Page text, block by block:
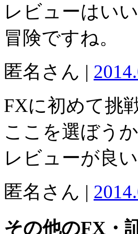
レビューはい
冒険ですね。
匿名さん |
FXに初めて挑
ここを選ぼう
レビューが良
匿名さん |
その他のFX・